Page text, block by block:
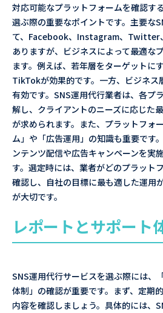
対応可能なプラットフォームを確認す
選ぶ際の重要なポイントです。主要な
て、Facebook、Instagram、Twitter
ありますが、ビジネスによって最適な
ます。例えば、若年層をターゲット
TikTokが効果的です。一方、ビジネ
有効です。SNS運用代行業者は、各プ
解し、クライアントのニーズに応じた
が求められます。また、プラットフォ
ム」や「広告運用」の知識も重要です
ンテンツ配信や広告キャンペーンを実
す。選定時には、業者がどのプラット
確認し、自社の目標に最も適した運用
が大切です。
レポートとサポート
SNS運用代行サービスを選ぶ際には、
体制」の確認が重要です。まず、定期
内容を確認しましょう。具体的には、